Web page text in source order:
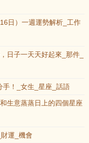
日）一週運勢解析_工作
日子一天天好起來_那件_
手！_女生_星座_話語
生意蒸蒸日上的四個星座
運_機會